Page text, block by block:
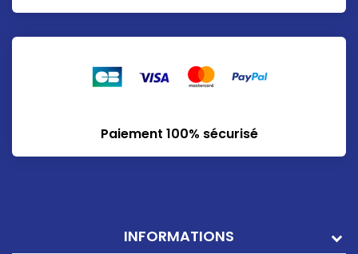
Paiement 100% sécurisé
INFORMATIONS